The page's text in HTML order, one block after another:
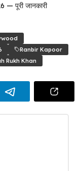
पूरी जानकारी
Ranbir Kapoor
Rukh Khan